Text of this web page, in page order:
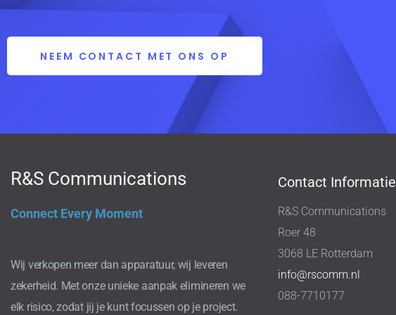
NEEM CONTACT MET ONS OP
R&S Communications
Connect Every Moment
Wij verkopen meer dan apparatuur, wij leveren
zekerheid. Met onze unieke aanpak elimineren we
elk risico, zodat jij je kunt focussen op je project.
Contact Informatie
R&S Communications
Roer 48
3068 LE Rotterdam
info@rscomm.nl
088-7710177